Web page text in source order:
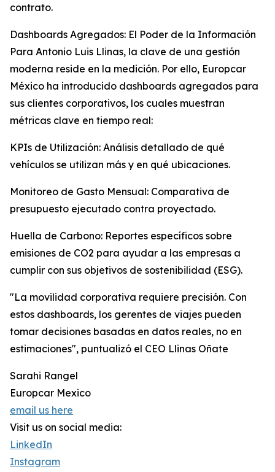
contrato.
Dashboards Agregados: El Poder de la Información
Para Antonio Luis Llinas, la clave de una gestión
moderna reside en la medición. Por ello, Europcar
México ha introducido dashboards agregados para
sus clientes corporativos, los cuales muestran
métricas clave en tiempo real:
KPIs de Utilización: Análisis detallado de qué
vehículos se utilizan más y en qué ubicaciones.
Monitoreo de Gasto Mensual: Comparativa de
presupuesto ejecutado contra proyectado.
Huella de Carbono: Reportes específicos sobre
emisiones de CO2 para ayudar a las empresas a
cumplir con sus objetivos de sostenibilidad (ESG).
"La movilidad corporativa requiere precisión. Con
estos dashboards, los gerentes de viajes pueden
tomar decisiones basadas en datos reales, no en
estimaciones", puntualizó el CEO Llinas Oñate
Sarahi Rangel
Europcar Mexico
email us here
Visit us on social media:
LinkedIn
Instagram